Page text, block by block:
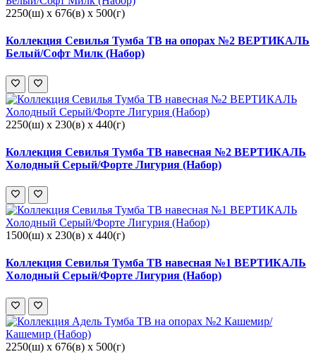
2250(ш) x 676(в) x 500(г)
Коллекция Севилья Тумба ТВ на опорах №2 ВЕРТИКАЛЬ
Белый/Софт Милк (Набор)
2250(ш) x 230(в) x 440(г)
Коллекция Севилья Тумба ТВ навесная №2 ВЕРТИКАЛЬ
Холодный Серый/Форте Лигурия (Набор)
1500(ш) x 230(в) x 440(г)
Коллекция Севилья Тумба ТВ навесная №1 ВЕРТИКАЛЬ
Холодный Серый/Форте Лигурия (Набор)
2250(ш) x 676(в) x 500(г)